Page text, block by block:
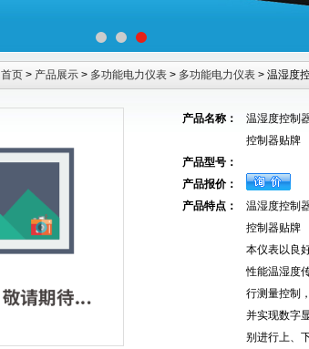
首页 > 产品展示 > 多功能电力仪表 > 多功能电力仪表 > 温湿度
产品名称：
温湿度控制
控制器贴牌
产品型号：
产品报价：
产品特点：
温湿度控制
控制器贴牌
本仪表以良
性能温湿度
行测量控制，
并实现数字
别进行上、